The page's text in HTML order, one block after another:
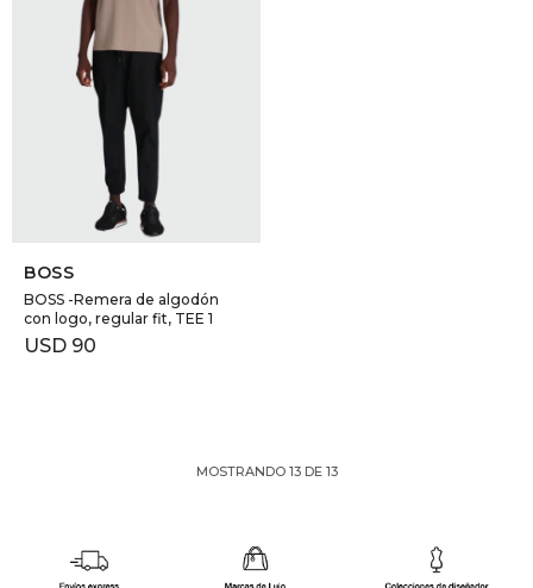
SELECCIONAR TALLE
BOSS
BOSS -Remera de algodón
con logo, regular fit, TEE 1
USD 90
MOSTRANDO 13DE 13